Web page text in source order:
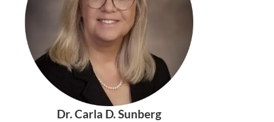
Dr. Carla D. Sunberg